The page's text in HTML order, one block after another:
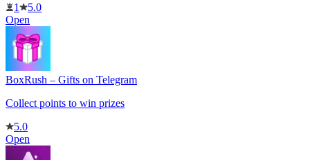
1
5.0
Open
BoxRush – Gifts on Telegram
Collect points to win prizes
5.0
Open